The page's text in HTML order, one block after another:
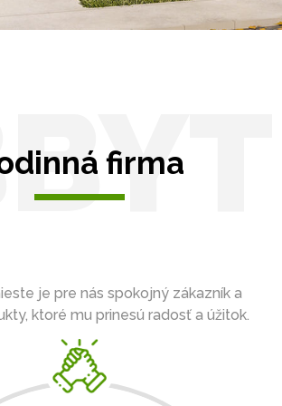
firma
je pre nás spokojný zákazník a
ktoré mu prinesú radosť a úžitok.